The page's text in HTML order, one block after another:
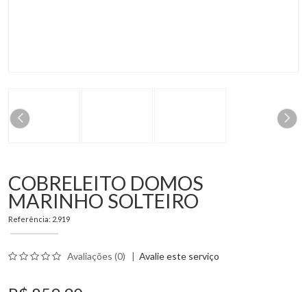
COBRELEITO DOMOS
MARINHO SOLTEIRO
Referência: 2.919
Avaliações (0) | Avalie este serviço